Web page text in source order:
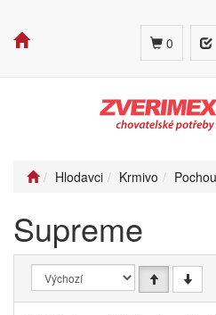
0
Hlodavci Krmivo
Supreme